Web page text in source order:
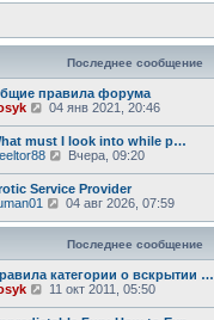
Последнее сообщение
правила форума
П
е
й
т
и
к
п
л
е
д
н
04 янв 2021, 20:46
must I look into while p…
П
е
й
т
и
о
с
л
Вчера, 09:20
Service Provider
П
р
е
й
т
и
п
04 авг 2026, 07:59
Последнее сообщение
категории о вскрытии …
П
р
11 окт 2011, 05:50